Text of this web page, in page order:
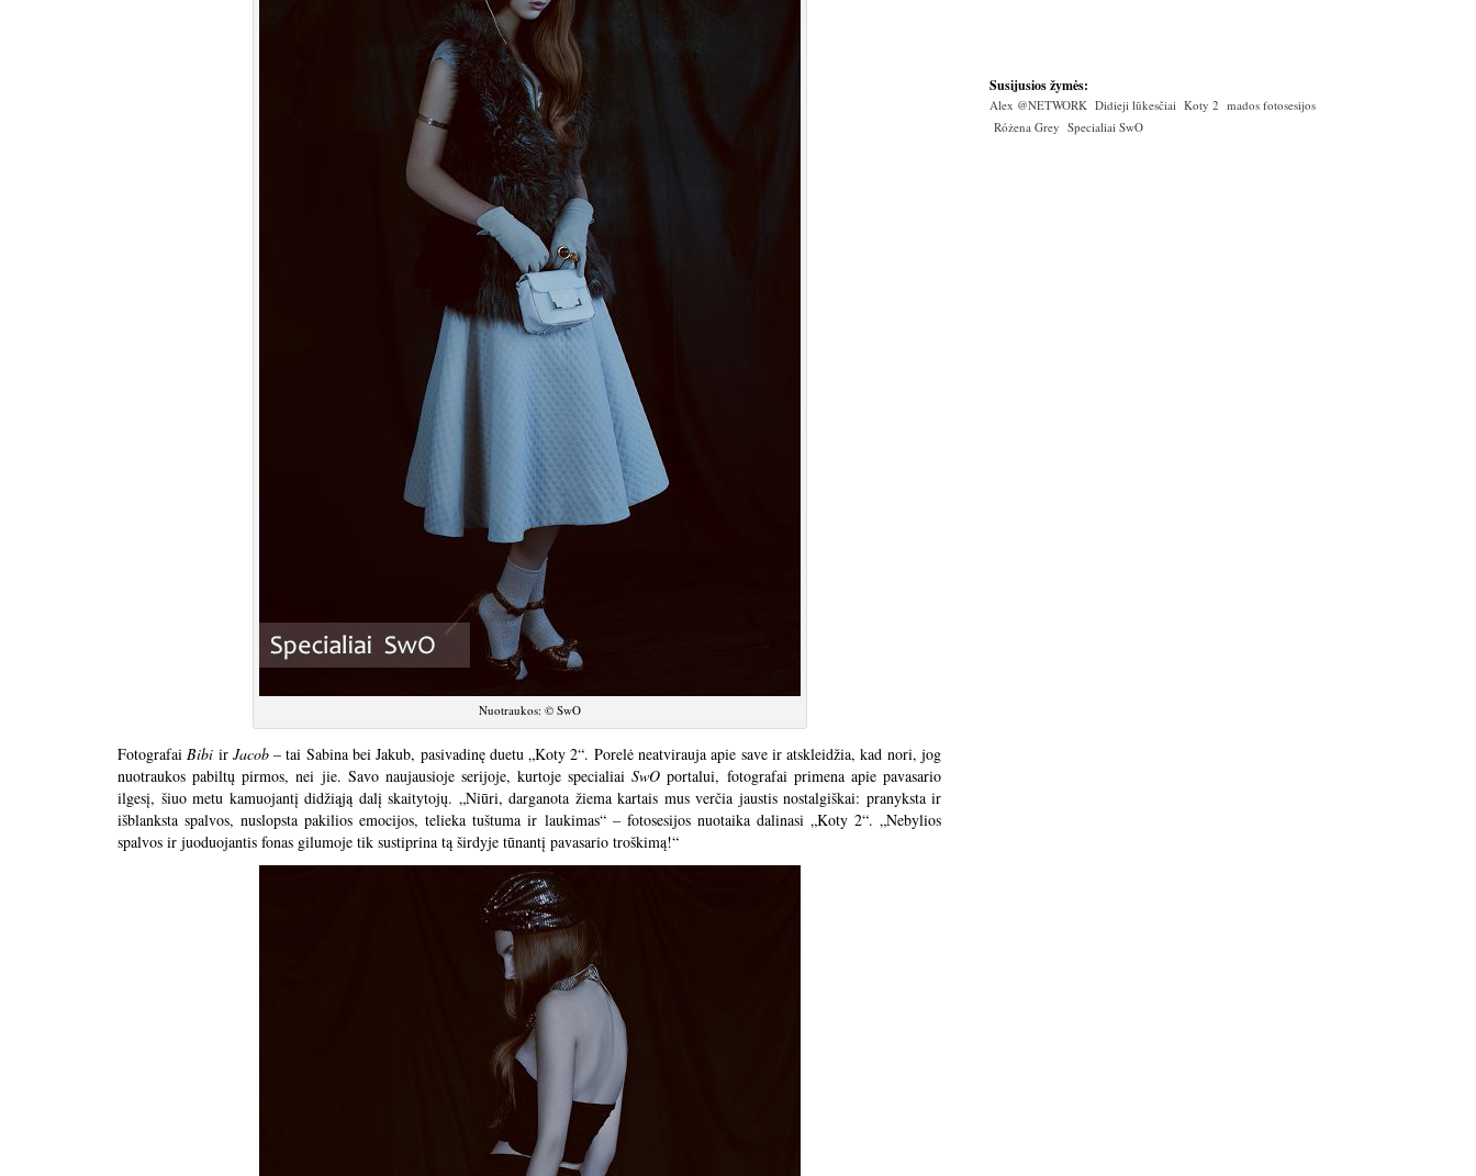
Nuotraukos: © SwO
FotografaiBibi ir Jacob– tai Sabina bei Jakub, pasivadinę duetu „Koty 2“. Porelė neatvirauja apie save ir atskleidžia, kad nori, jog
nuotraukos pabiltų pirmos, nei jie. Savo naujausioje serijoje, kurtoje specialiaiSwO portalui, fotografai primena apie pavasario
ilgesį, šiuo metu kamuojantį didžiąją dalį skaitytojų. „Niūri, darganota žiema kartais mus verčia jaustis nostalgiškai: pranyksta ir
išblanksta spalvos, nuslopsta pakilios emocijos, telieka tuštuma ir laukimas“ – fotosesijos nuotaika dalinasi „Koty 2“. „Nebylios
spalvos ir juoduojantis fonas gilumoje tik sustiprina tą širdyje tūnantį pavasario troškimą!“
Susijusios žymės:
Alex @NETWORK Didieji lūkesčiai Koty 2 mados fotosesijos
Różena Grey Specialiai SwO